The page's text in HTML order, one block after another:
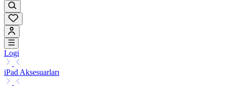
Logi
iPad Aksesuarları